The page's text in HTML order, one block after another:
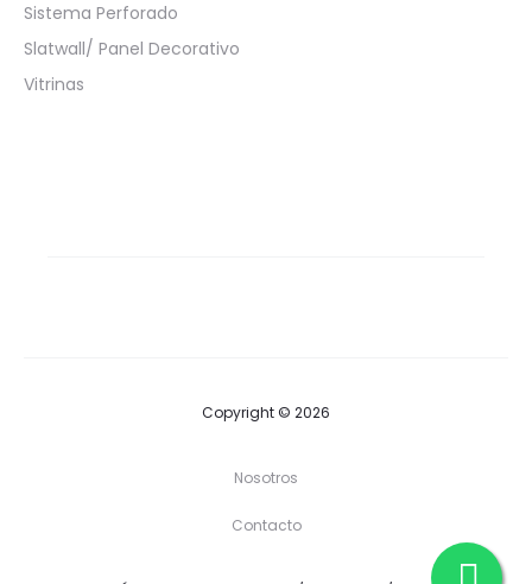
Sistema Perforado
Slatwall/ Panel Decorativo
Vitrinas
Copyright © 2026
Nosotros
Contacto